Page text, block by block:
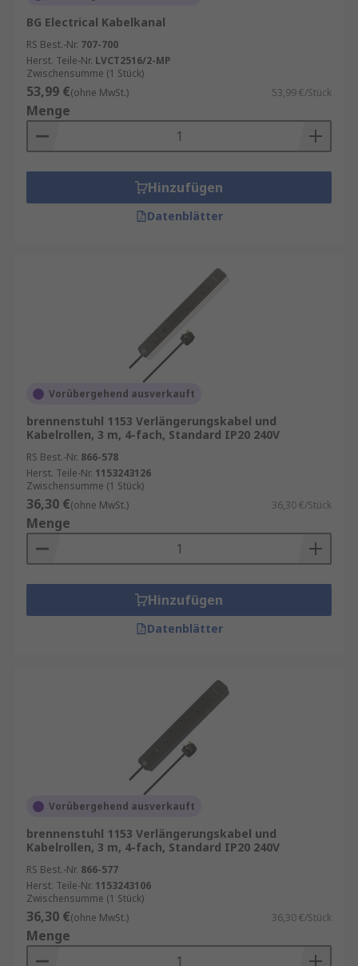
BG Electrical Kabelkanal
RS Best.-Nr. 707-700
Herst. Teile-Nr. LVCT2516/2-MP
Zwischensumme (1 Stück)
53,99 €(ohne MwSt.) 53,99 €/Stück
Menge
Hinzufügen
Datenblätter
Vorübergehend ausverkauft
brennenstuhl 1153 Verlängerungskabel und
Kabelrollen, 3 m, 4-fach, Standard IP20 240V
RS Best.-Nr. 866-578
Herst. Teile-Nr. 1153243126
Zwischensumme (1 Stück)
36,30 €(ohne MwSt.) 36,30 €/Stück
Menge
Hinzufügen
Datenblätter
Vorübergehend ausverkauft
brennenstuhl 1153 Verlängerungskabel und
Kabelrollen, 3 m, 4-fach, Standard IP20 240V
RS Best.-Nr. 866-577
Herst. Teile-Nr. 1153243106
Zwischensumme (1 Stück)
36,30 €(ohne MwSt.) 36,30 €/Stück
Menge